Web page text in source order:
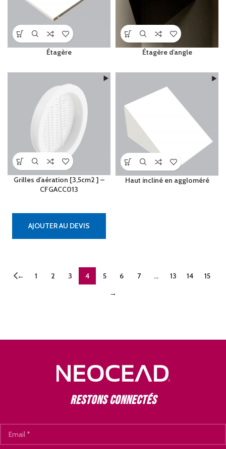
Étagère Étagère d’angle
Grilles d’aération [3,5cm2 ] –
CFGACC013
AJOUTER AU DEVIS
Haut incliné en aggloméré
← 1 2 3 4 5 6 7 … 13 14
15
→
Restons connectés